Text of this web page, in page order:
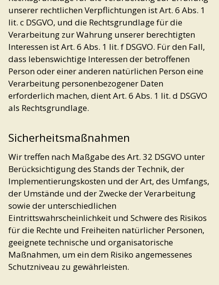
unserer rechtlichen Verpflichtungen ist Art. 6 Abs. 1
lit. c DSGVO, und die Rechtsgrundlage für die
Verarbeitung zur Wahrung unserer berechtigten
Interessen ist Art. 6 Abs. 1 lit. f DSGVO. Für den Fall,
dass lebenswichtige Interessen der betroffenen
Person oder einer anderen natürlichen Person eine
Verarbeitung personenbezogener Daten
erforderlich machen, dient Art. 6 Abs. 1 lit. d DSGVO
als Rechtsgrundlage.
Sicherheitsmaßnahmen
Wir treffen nach Maßgabe des Art. 32 DSGVO unter
Berücksichtigung des Stands der Technik, der
Implementierungskosten und der Art, des Umfangs,
der Umstände und der Zwecke der Verarbeitung
sowie der unterschiedlichen
Eintrittswahrscheinlichkeit und Schwere des Risikos
für die Rechte und Freiheiten natürlicher Personen,
geeignete technische und organisatorische
Maßnahmen, um ein dem Risiko angemessenes
Schutzniveau zu gewährleisten.